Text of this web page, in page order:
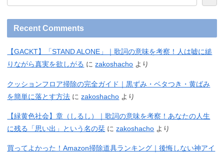
Recent Comments
【GACKT】「STAND ALONE」｜歌詞の意味を考察！人は嘘に縋
りながら真実を欲しがる にzakoshacho より
クッションフロア掃除の完全ガイド｜黒ずみ・ベタつき・黄ばみ
を簡単に落とす方法 にzakoshacho より
【緑黄色社会】章（しるし）｜歌詞の意味を考察！あなたの人生
に残る「思い出」という名の栞 にzakoshacho より
買ってよかった！Amazon掃除道具ランキング｜後悔しない神アイ